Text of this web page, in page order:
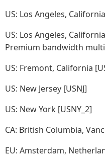
US: Los Angeles,
US: Los Angeles,
Premium bandwidth
US: Fremont, California
US: New Jersey [USNJ]
US: New York [USNY_2]
CA: British Columbia,
EU: Amsterdam,